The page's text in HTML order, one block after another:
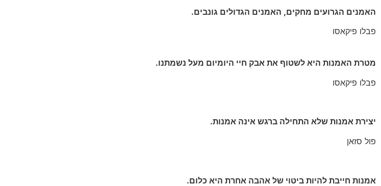
האמנים הגרועים מחקים, האמנים הגדולים גונבים.
פבלו פיקאסו
מטרת האמנות היא לשטוף את אבק חיי היומיום מעל נשמתנו.
פבלו פיקאסו
יצירת אמנות שלא התחילה ברגש אינה אמנות.
פול סזאן
אמנות חייבת להיות ביטוי של אהבה אחרת היא כלום.